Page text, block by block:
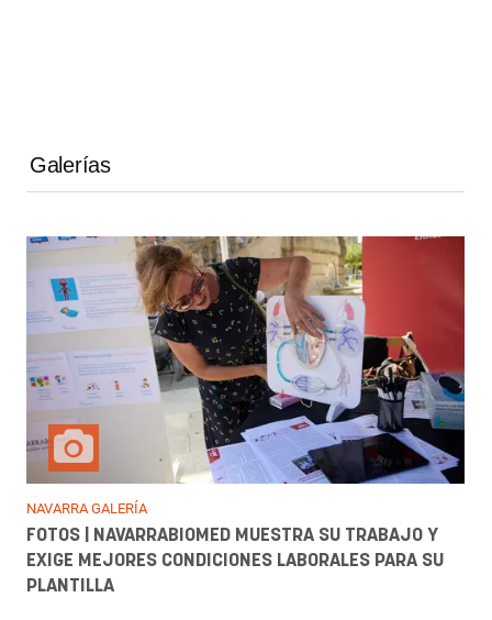
Galerías
NAVARRA GALERÍA
FOTOS | NAVARRABIOMED MUESTRA SU TRABAJO Y
EXIGE MEJORES CONDICIONES LABORALES PARA SU
PLANTILLA